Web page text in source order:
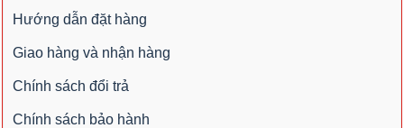
Hướng dẫn đặt hàng
Giao hàng và nhận hàng
Chính sách đổi trả
Chính sách bảo hành